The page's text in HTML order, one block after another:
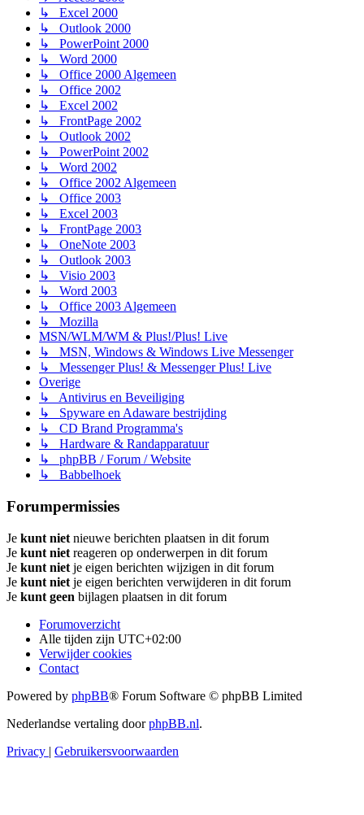
↳ Excel 2000
↳ Outlook 2000
↳ PowerPoint 2000
↳ Word 2000
↳ Office 2000 Algemeen
↳ Office 2002
↳ Excel 2002
↳ FrontPage 2002
↳ Outlook 2002
↳ PowerPoint 2002
↳ Word 2002
↳ Office 2002 Algemeen
↳ Office 2003
↳ Excel 2003
↳ FrontPage 2003
↳ OneNote 2003
↳ Outlook 2003
↳ Visio 2003
↳ Word 2003
↳ Office 2003 Algemeen
↳ Mozilla
MSN/WLM/WM & Plus!/Plus! Live
↳ MSN, Windows & Windows Live Messenger
↳ Messenger Plus! & Messenger Plus! Live
Overige
↳ Antivirus en Beveiliging
↳ Spyware en Adaware bestrijding
↳ CD Brand Programma's
↳ Hardware & Randapparatuur
↳ phpBB / Forum / Website
↳ Babbelhoek
Forumpermissies
Je kunt niet nieuwe berichten plaatsen in dit forum
Je kunt niet reageren op onderwerpen in dit forum
Je kunt niet je eigen berichten wijzigen in dit forum
Je kunt niet je eigen berichten verwijderen in dit forum
Je kunt geen bijlagen plaatsen in dit forum
Forumoverzicht
Alle tijden zijn UTC+02:00
Verwijder cookies
Contact
Powered by phpBB® Forum Software © phpBB Limited
Nederlandse vertaling doorphpBB.nl.
Privacy | Gebruikersvoorwaarden